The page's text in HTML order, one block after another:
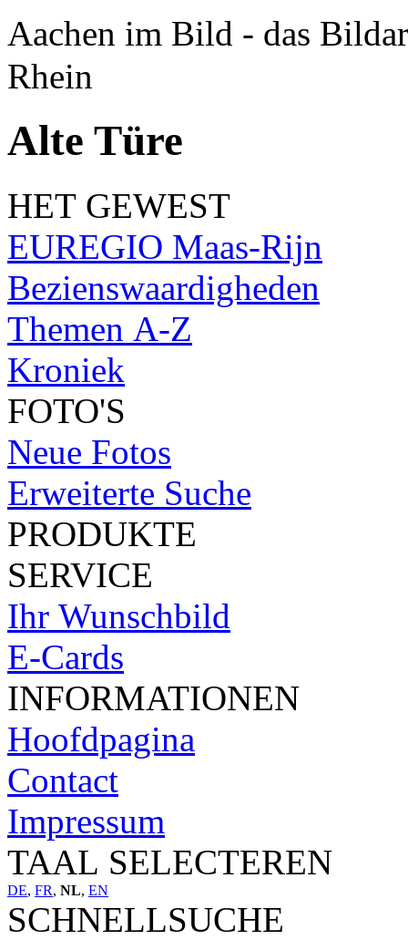
Aachen im Bild - das
Rhein
Alte Türe
HET GEWEST
EUREGIO Maas-Rijn
Bezienswaardigheden
Themen A-Z
Kroniek
FOTO'S
Neue Fotos
Erweiterte Suche
PRODUKTE
SERVICE
Ihr Wunschbild
E-Cards
INFORMATIONEN
Hoofdpagina
Contact
Impressum
TAAL SELECTEREN
DE, FR, NL, EN
SCHNELLSUCHE